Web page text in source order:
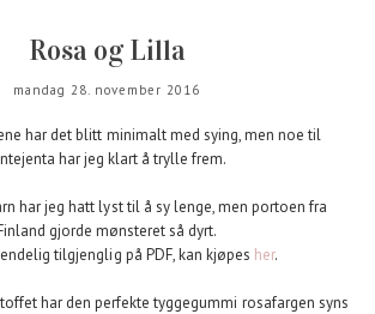
Rosa og Lilla
mandag 28. november 2016
har det blitt minimalt med sying, men noe til
har jeg klart å trylle frem.
har jeg hatt lyst til å sy lenge, men portoen fra
gjorde mønsteret så dyrt.
tilgjenglig på PDF, kan kjøpes her.
har den perfekte tyggegummi rosafargen syns